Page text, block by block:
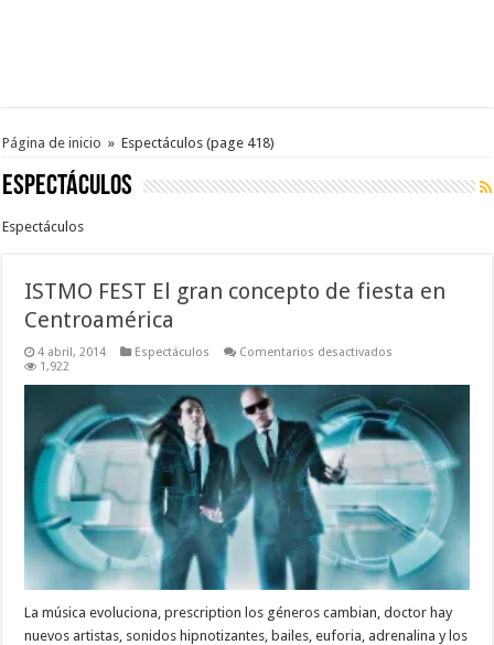
Página de inicio » Espectáculos (page 418)
Espectáculos
Espectáculos
ISTMO FEST El gran concepto de fiesta en
Centroamérica
4 abril, 2014 Espectáculos Comentarios desactivados
gran
concepto
de
fiesta
en
Centroamérica
1,922
La música evoluciona, prescription los géneros cambian, doctor hay
nuevos artistas, sonidos hipnotizantes, bailes, euforia, adrenalina y los